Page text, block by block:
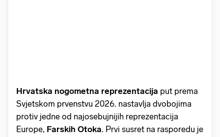
Hrvatska nogometna reprezentacija put prema
Svjetskom prvenstvu 2026. nastavlja dvobojima
protiv jedne od najosebujnijih reprezentacija
Europe, Farskih Otoka. Prvi susret na rasporedu je